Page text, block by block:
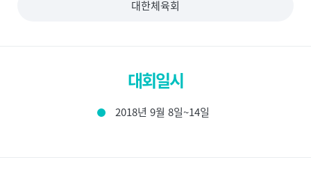
대한체육회
대회일시
2018년 9월 8일~14일